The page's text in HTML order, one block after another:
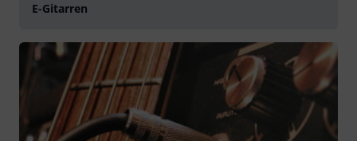
E-Gitarren